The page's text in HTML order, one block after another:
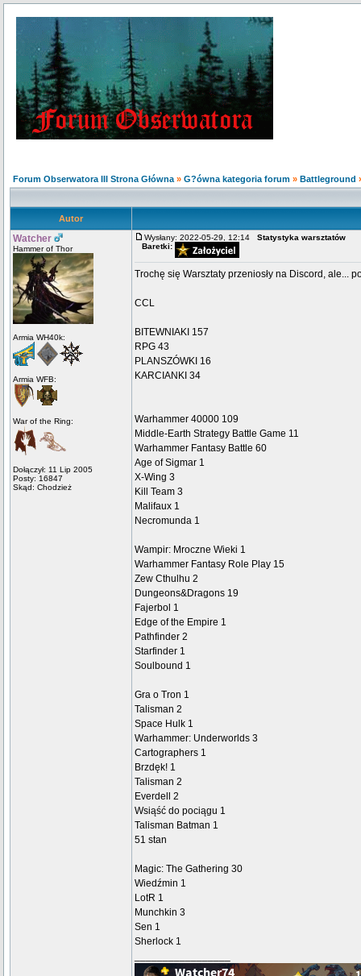
Forum Obserwatora III Strona Główna » G?ówna kategoria forum » Battleground
Autor
Watcher
Hammer of Thor
Armia WH40k:
Armia WFB:
War of the Ring:
Dołączył: 11 Lip 2005
Posty: 16847
Skąd: Chodzież
Wysłany: 2022-05-29, 12:14 Statystyka warsztatów
Baretki:
Trochę się Warsztaty przeniosły na Discord, ale...
CCL
BITEWNIAKI 157
RPG 43
PLANSZÓWKI 16
KARCIANKI 34
Warhammer 40000 109
Middle-Earth Strategy Battle Game 11
Warhammer Fantasy Battle 60
Age of Sigmar 1
X-Wing 3
Kill Team 3
Malifaux 1
Necromunda 1
Wampir: Mroczne Wieki 1
Warhammer Fantasy Role Play 15
Zew Cthulhu 2
Dungeons&Dragons 19
Fajerbol 1
Edge of the Empire 1
Pathfinder 2
Starfinder 1
Soulbound 1
Gra o Tron 1
Talisman 2
Space Hulk 1
Warhammer: Underworlds 3
Cartographers 1
Brzdęk! 1
Talisman 2
Everdell 2
Wsiąść do pociągu 1
Talisman Batman 1
51 stan
Magic: The Gathering 30
Wiedźmin 1
LotR 1
Munchkin 3
Sen 1
Sherlock 1